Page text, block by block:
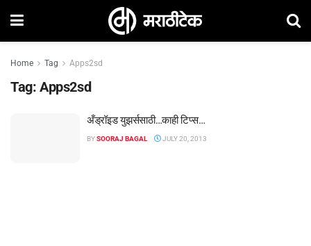
Home Tag Apps2sd
Tag: Apps2sd
अँड्रॉइड युझर्ससाठी…काही टिप्स…
BYSOORAJ BAGAL JULY 20, 2013